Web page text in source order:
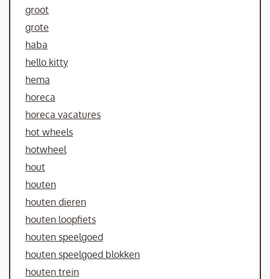
groot
grote
haba
hello kitty
hema
horeca
horeca vacatures
hot wheels
hotwheel
hout
houten
houten dieren
houten loopfiets
houten speelgoed
houten speelgoed blokken
houten trein